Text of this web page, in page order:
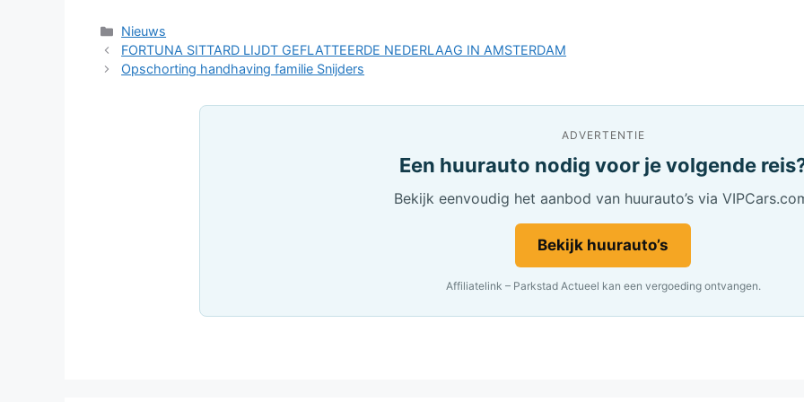
Categorieën
Nieuws
FORTUNA SITTARD LIJDT GEFLATTEERDE NEDERLAAG IN AMSTERDAM
Opschorting handhaving familie Snijders
ADVERTENTIE
Een huurauto nodig voor je volgende
Bekijk eenvoudig het aanbod van huurauto’s via
Bekijk huurauto’s
Affiliatelink – Parkstad Actueel kan een vergoeding ontvangen.